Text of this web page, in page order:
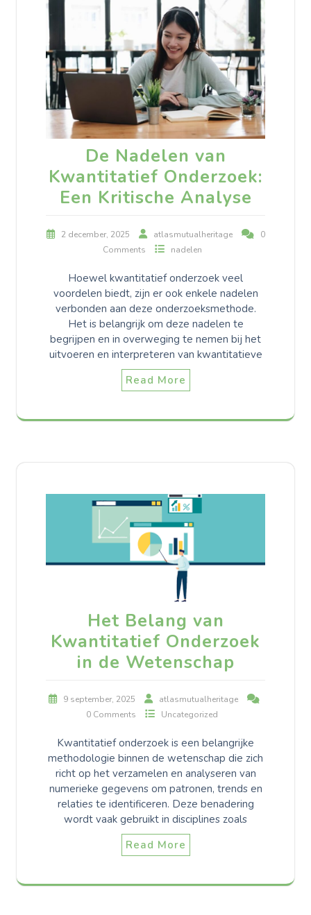
De Nadelen van
Kwantitatief Onderzoek:
Een Kritische Analyse
2 december, 2025 atlasmutualheritage
0
Comments
nadelen
Hoewel kwantitatief onderzoek veel
voordelen biedt, zijn er ook enkele nadelen
verbonden aan deze onderzoeksmethode.
Het is belangrijk om deze nadelen te
begrijpen en in overweging te nemen bij het
uitvoeren en interpreteren van kwantitatieve
Read More
Het Belang van
Kwantitatief Onderzoek
in de Wetenschap
9 september, 2025
atlasmutualheritage
0 Comments
Uncategorized
Kwantitatief onderzoek is een belangrijke
methodologie binnen de wetenschap die zich
richt op het verzamelen en analyseren van
numerieke gegevens om patronen, trends en
relaties te identificeren. Deze benadering
wordt vaak gebruikt in disciplines zoals
Read More